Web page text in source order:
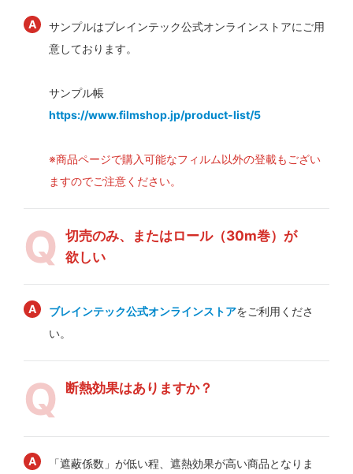
サンプルはブレインテック公式オンラインストアにご用
意しております。
サンプル帳
https://www.filmshop.jp/product-list/5
※商品ページで購入可能なフィルム以外の登載もござい
ますのでご注意ください。
切売のみ、またはロール（30m巻）が
欲しい
ブレインテック公式オンラインストアをご利用くださ
い。
断熱効果はありますか？
「遮蔽係数」が低い程、遮熱効果が高い商品となりま